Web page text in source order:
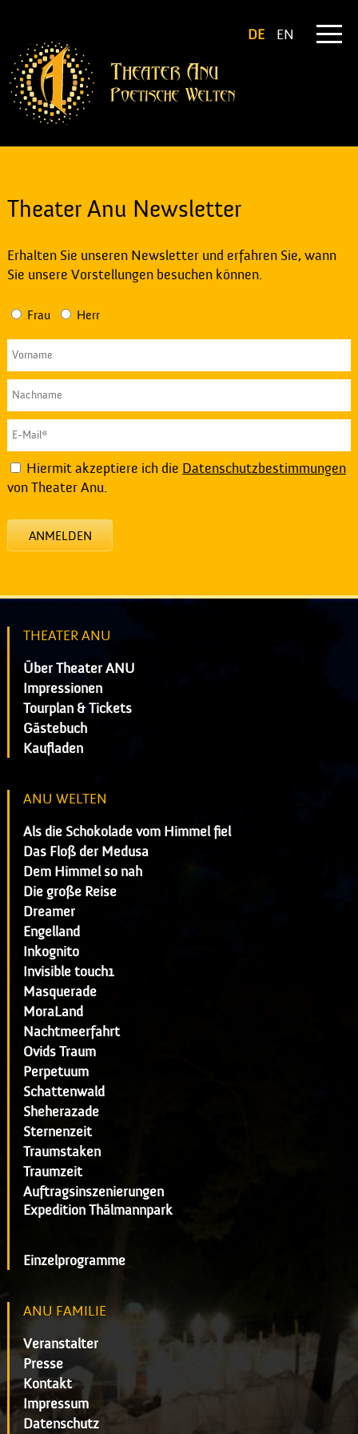
DE EN
Theater Anu Newsletter
Erhalten Sie unseren Newsletter und erfahren Sie, wann
Sie unsere Vorstellungen besuchen können.
Frau Herr
Hiermit akzeptiere ich die Datenschutzbestimmungen
von Theater Anu.
ANMELDEN
THEATER ANU
Über Theater ANU
Impressionen
Tourplan & Tickets
Gästebuch
Kaufladen
ANU WELTEN
Als die Schokolade vom Himmel fiel
Das Floß der Medusa
Dem Himmel so nah
Die große Reise
Dreamer
Engelland
Inkognito
Invisible touch1
Masquerade
MoraLand
Nachtmeerfahrt
Ovids Traum
Perpetuum
Schattenwald
Sheherazade
Sternenzeit
Traumstaken
Traumzeit
Auftragsinszenierungen
Expedition Thälmannpark
Einzelprogramme
ANU FAMILIE
Veranstalter
Presse
Kontakt
Impressum
Datenschutz